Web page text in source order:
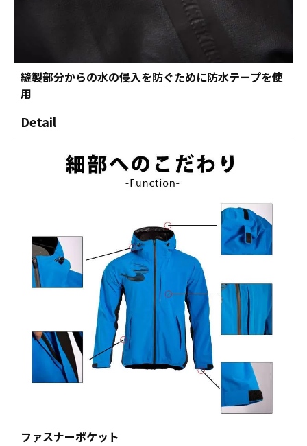
縫製部分からの水の侵入を防ぐために防水テープを使
用
Detail
ファスナーポケット